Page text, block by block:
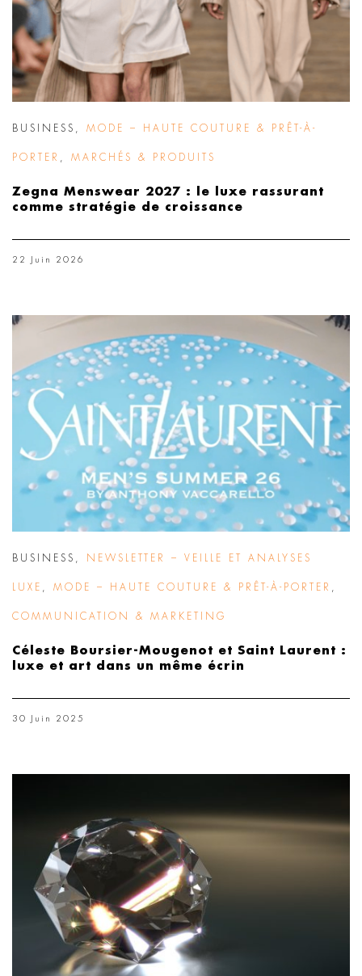
BUSINESS MODE – HAUTE COUTURE & PRÊT-À-
PORTER MARCHÉS & PRODUITS
Zegna Menswear 2027 : le luxe rassurant
comme stratégie de croissance
22 Juin 2026
BUSINESS NEWSLETTER – VEILLE ET ANALYSES
LUXE MODE – HAUTE COUTURE & PRÊT-À-PORTER
COMMUNICATION & MARKETING
Céleste Boursier-Mougenot et Saint Laurent :
luxe et art dans un même écrin
30 Juin 2025